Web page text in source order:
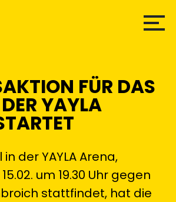
FÜR DAS
YAYLA
der YAYLA Arena,
um 19.30 Uhr gegen
stattfindet, hat die